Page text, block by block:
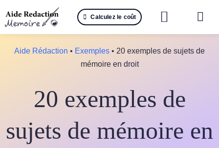
au
contenu
Calculez le coût
Aide Rédaction • Exemples • 20 exemples de sujets de
mémoire en droit
20 exemples de
sujets de mémoire en